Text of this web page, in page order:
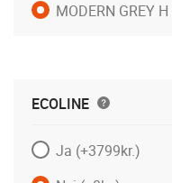
MODERN GREY H
ECOLINE
Ja (+3799kr.)